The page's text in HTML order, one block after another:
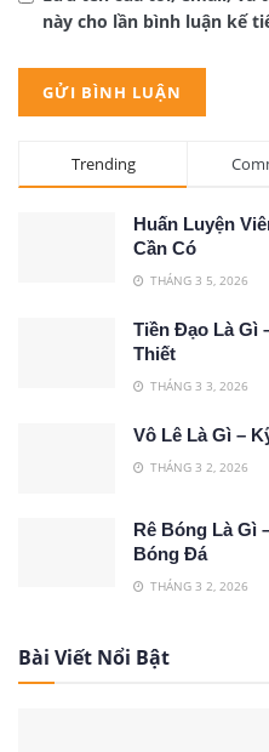
này cho lần bình luận kế
Trending
Huấn Luyện
Cần Có
THÁNG 3 5, 2026
Tiền Đạo Là Gì
Thiết
THÁNG 3 3, 2026
Vô Lê Là Gì –
THÁNG 3 2, 2026
Rê Bóng Là Gì
Bóng Đá
THÁNG 3 2, 2026
Bài Viết Nổi Bật